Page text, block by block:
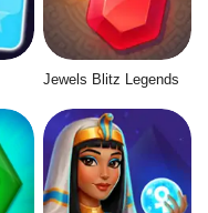
Jewels Blitz Legends